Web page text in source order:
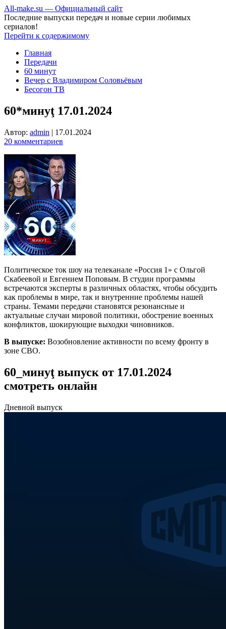
All-make.su — Официальный сайт
Последние выпуски передач и новые серии любимых
сериалов!
Перейти к содержимому
Главная
Передачи
60 минут
Вечер с Владимиром Соловьёвым
Бесогон ТВ
60*минуţ 17.01.2024
Автор: admin | 17.01.2024
20 комментариев
Политическое ток шоу на телеканале «Россия 1» с Ольгой
Скабеевой и Евгением Поповым. В студии программы
встречаются эксперты в различных областях, чтобы обсудить
как проблемы в мире, так и внутренние проблемы нашей
страны. Темами передачи становятся резонансные и
актуальные случаи мировой политики, обострение военных
конфликтов, шокирующие выходки чиновников.
В выпуске: Возобновление активности по всему фронту в
зоне СВО.
60_минуţ выпуск от 17.01.2024
смотреть онлайн
Дневной выпуск